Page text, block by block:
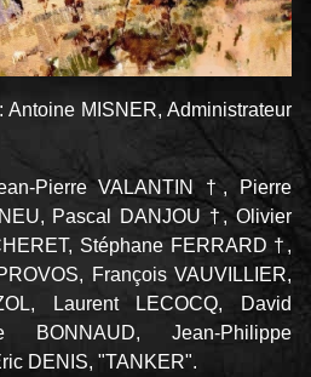
MISNER, Administrateur
Pierre VALANTIN †, Pierre
Pascal DANJOU †, Olivier
Stéphane FERRARD †,
François VAUVILLIER,
Laurent LECOCQ, David
BONNAUD, Jean-Philippe
DENIS, "TANKER".